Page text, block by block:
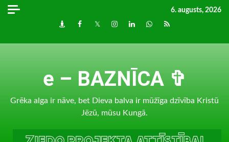
Skip
6. augusts, 2026
DraugiemFacebook
TwitterInstagram
LinkedInwhatsapp
RSS
e – BAZNĪCA ✞
Grēka alga ir nāve, bet Dieva balva ir mūžīga dzīvība Kristū
Jēzū, mūsu Kungā.